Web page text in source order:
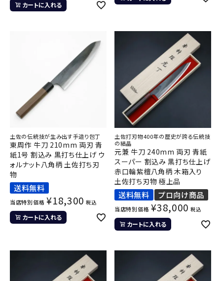
カートに入れる
土佐の伝統技が生み出す手造り包丁
東周作 牛刀 210mm 両刃 青
紙1号 割込み 黒打ち仕上げ ウ
ォルナット八角柄 土佐打ち刃
物
送料無料
当店特別価格 ¥18,300 税込
カートに入れる
土佐打刃物400年の歴史が誇る伝統技
の結晶
元兼 牛刀 240mm 両刃 青紙
スーパー 割込み 黒打ち仕上げ
赤口輪紫檀八角柄 木箱入り
土佐打ち刃物 極上品
送料無料 プロ向け商品
当店特別価格 ¥38,000 税込
カートに入れる